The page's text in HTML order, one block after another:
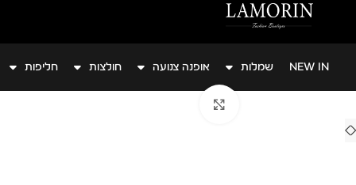
בקטגוריות הג'ינסים 50% הנחה על הפריט השני
NEW IN שמלות אופנה צנועה חולצות חליפות